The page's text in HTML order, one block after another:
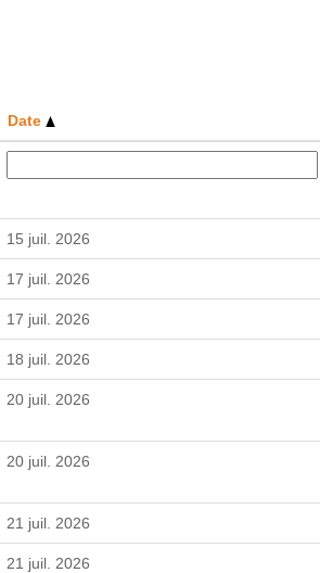
Date
15 juil. 2026
17 juil. 2026
17 juil. 2026
18 juil. 2026
20 juil. 2026
20 juil. 2026
21 juil. 2026
21 juil. 2026